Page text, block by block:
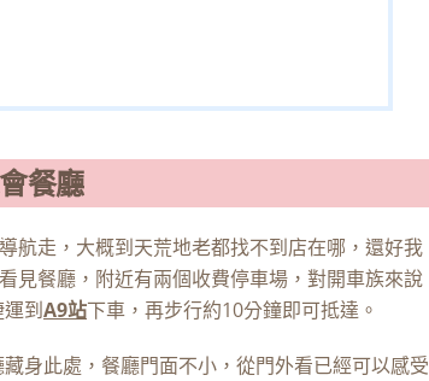
餐廳
航走，大概到天荒地老都找不到店在哪，還好我
見餐廳，附近有兩個收費停車場，對開車族來說
到A9站下車，再步行約10分鐘即可抵達。
身此處，餐廳門面不小，從門外看已經可以感受